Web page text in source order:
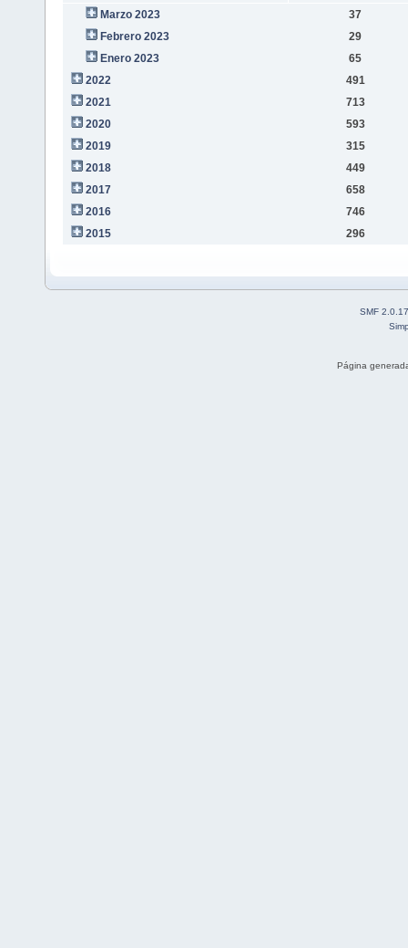
Marzo 2023
37
Febrero 2023
29
Enero 2023
65
2022
491
2021
713
2020
593
2019
315
2018
449
2017
658
2016
746
2015
296
SMF 2.0.17
Página